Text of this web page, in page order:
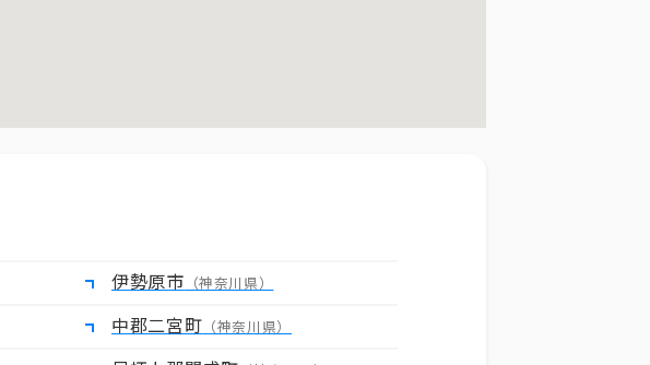
伊勢原市 （神奈川県）
中郡二宮町 （神奈川県）